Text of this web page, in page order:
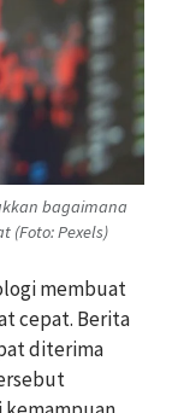
bagaimana
(Foto: Pexels)
membuat
cepat. Berita
diterima